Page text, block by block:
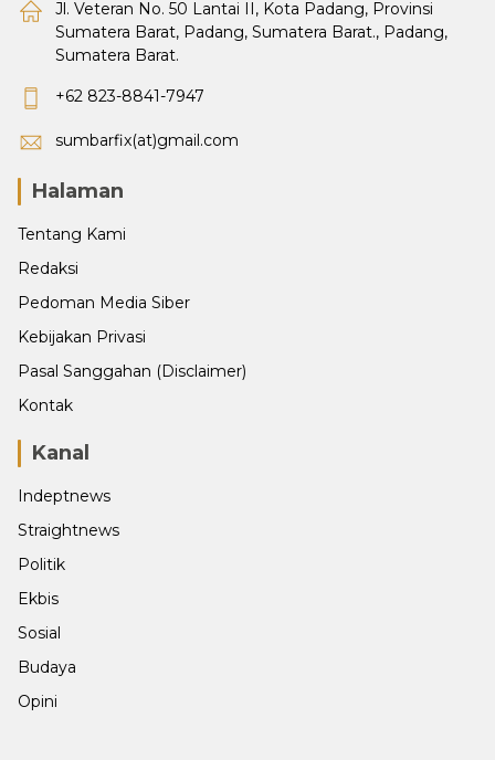
Jl. Veteran No. 50 Lantai II, Kota Padang, Provinsi
Sumatera Barat, Padang, Sumatera Barat., Padang,
Sumatera Barat.
+62 823-8841-7947
sumbarfix(at)gmail.com
Halaman
Tentang Kami
Redaksi
Pedoman Media Siber
Kebijakan Privasi
Pasal Sanggahan (Disclaimer)
Kontak
Kanal
Indeptnews
Straightnews
Politik
Ekbis
Sosial
Budaya
Opini